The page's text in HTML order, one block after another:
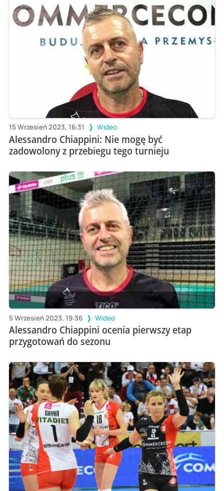
15 Wrzesień 2023, 16:31 Wideo
Alessandro Chiappini: Nie mogę być
zadowolony z przebiegu tego turnieju
5 Wrzesień 2023, 19:36 Wideo
Alessandro Chiappini ocenia pierwszy etap
przygotowań do sezonu